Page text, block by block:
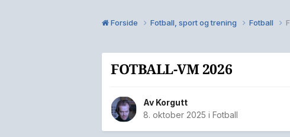
Forside Fotball, sport og trening Fotball
FOTBALL-VM 2026
Av Korgutt
8. oktober 2025 i Fotball